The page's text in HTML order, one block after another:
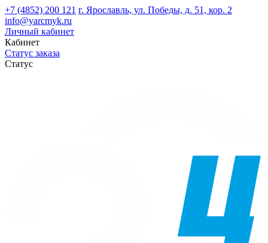
+7 (4852) 200 121 г. Ярославль, ул. Победы, д. 51, кор. 2
info@yarcmyk.ru
Личный кабинет
Кабинет
Статус заказа
Статус